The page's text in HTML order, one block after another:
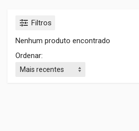
Filtros
Nenhum produto encontrado
Ordenar: